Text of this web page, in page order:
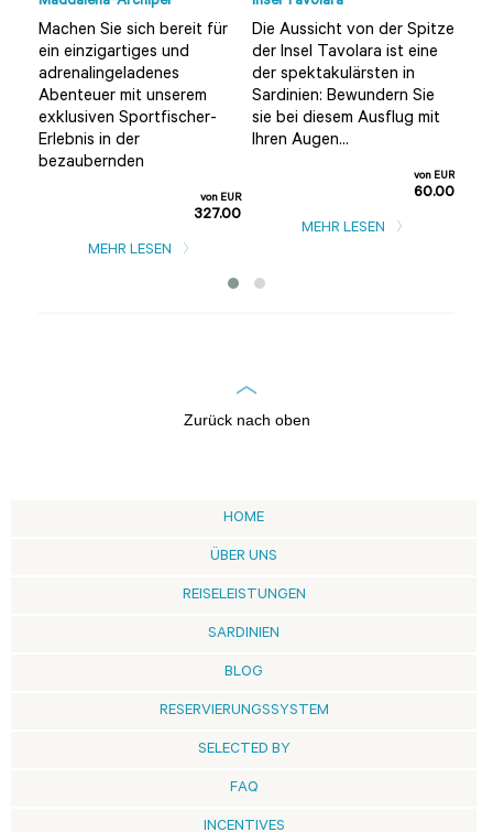
Machen Sie sich bereit für
ein einzigartiges und
adrenalingeladenes
Abenteuer mit unserem
exklusiven Sportfischer-
Erlebnis in der
bezaubernden
von EUR
327.00
MEHR LESEN
Die Aussicht von der Spitze
der Insel Tavolara ist eine
der spektakulärsten in
Sardinien: Bewundern Sie
sie bei diesem Ausflug mit
Ihren Augen...
von EUR
60.00
MEHR LESEN
Zurück nach oben
HOME
ÜBER UNS
REISELEISTUNGEN
SARDINIEN
BLOG
RESERVIERUNGSSYSTEM
SELECTED BY
FAQ
INCENTIVES